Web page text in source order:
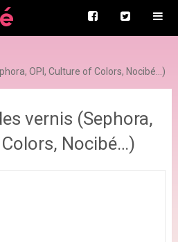
OPI, Culture of Colors, Nocibé…)
vernis (Sephora,
Nocibé…)